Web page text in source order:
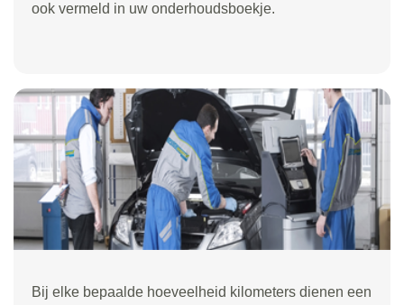
ook vermeld in uw onderhoudsboekje.
Bij elke bepaalde hoeveelheid kilometers dienen een